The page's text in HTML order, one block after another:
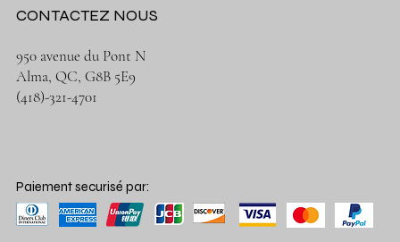
CONTACTEZ NOUS
950 avenue du Pont N
Alma, QC, G8B 5E9
(418)-321-4701
Paiement securisé par: